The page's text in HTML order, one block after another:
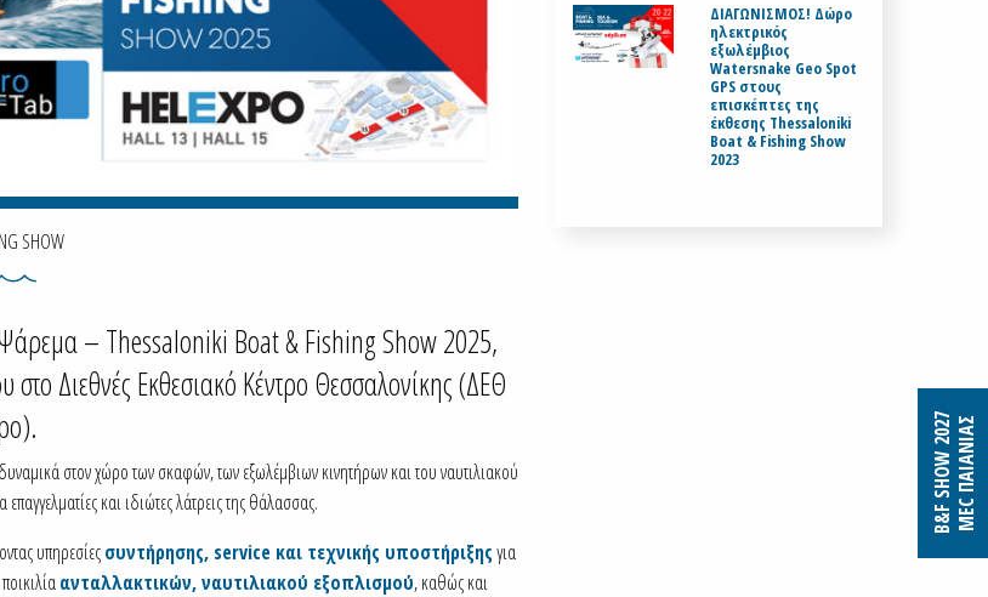
SHOW
– Thessaloniki Boat & Fishing Show 2025,
Διεθνές Εκθεσιακό Κέντρο Θεσσαλονίκης (ΔΕΘ
στον χώρο των σκαφών, των εξωλέμβιων κινητήρων και του ναυτιλιακού
και ιδιώτες λάτρεις της θάλασσας.
υπηρεσίεςσυντήρησης, service και τεχνικής υποστήριξηςγια
ανταλλακτικών, ναυτιλιακού εξοπλισμού, καθώς και
ΔΙΑΓΩΝΙΣΜΟΣ! Δώρο
ηλεκτρικός
εξωλέμβιος
Watersnake Geo Spot
GPS στους
επισκέπτες της
έκθεσης Thessaloniki
Boat & Fishing Show
2023
B&F SHOW 2027MEC ΠΑΙΑΝΙΑΣ